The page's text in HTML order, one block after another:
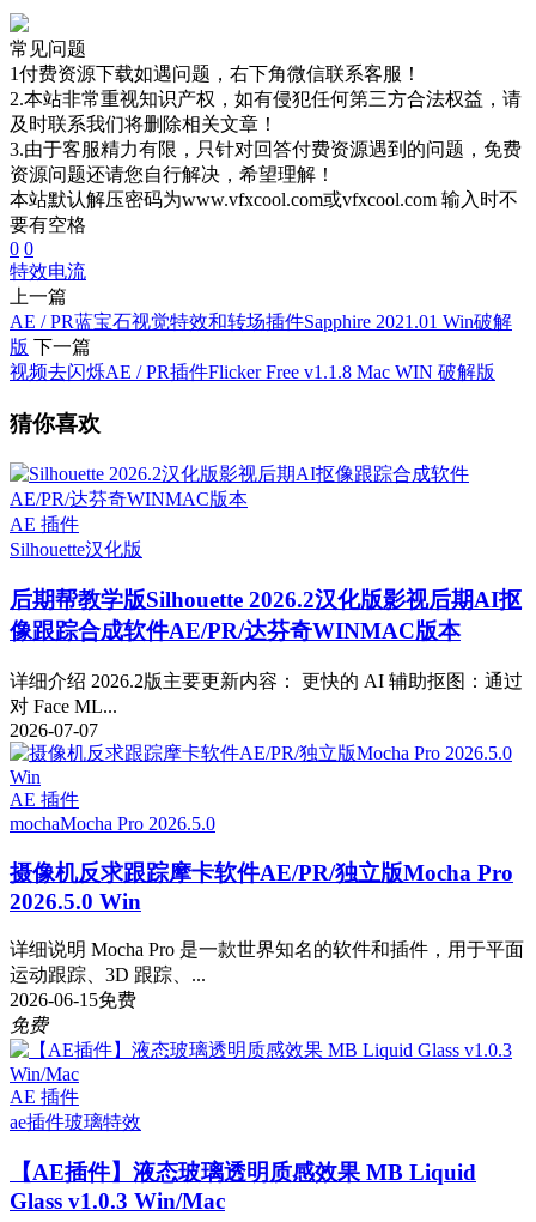
常见问题
1付费资源下载如遇问题，右下角微信联系客服！
2.本站非常重视知识产权，如有侵犯任何第三方合法权益，请
及时联系我们将删除相关文章！
3.由于客服精力有限，只针对回答付费资源遇到的问题，免费
资源问题还请您自行解决，希望理解！
本站默认解压密码为www.vfxcool.com或vfxcool.com 输入时不
要有空格
0 0
特效电流
上一篇
AE / PR蓝宝石视觉特效和转场插件Sapphire 2021.01 Win破解
版 下一篇
视频去闪烁AE / PR插件Flicker Free v1.1.8 Mac WIN 破解版
猜你喜欢
AE 插件
Silhouette汉化版
后期帮教学版Silhouette 2026.2汉化版影视后期AI抠
像跟踪合成软件AE/PR/达芬奇WINMAC版本
详细介绍 2026.2版主要更新内容： 更快的 AI 辅助抠图：通过
对 Face ML...
2026-07-07
AE 插件
mochaMocha Pro 2026.5.0
摄像机反求跟踪摩卡软件AE/PR/独立版Mocha Pro
2026.5.0 Win
详细说明 Mocha Pro 是一款世界知名的软件和插件，用于平面
运动跟踪、3D 跟踪、...
2026-06-15免费
免费
AE 插件
ae插件玻璃特效
【AE插件】液态玻璃透明质感效果 MB Liquid
Glass v1.0.3 Win/Mac